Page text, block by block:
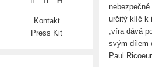
Kontakt
Press Kit
určitý klíč k
„víra dává
svým dílem
Paul Ricoeur.